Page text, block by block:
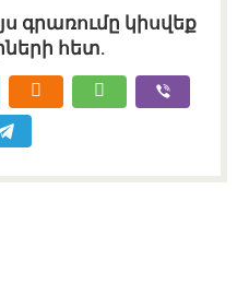
գրառումը կիսվեք
հետ.